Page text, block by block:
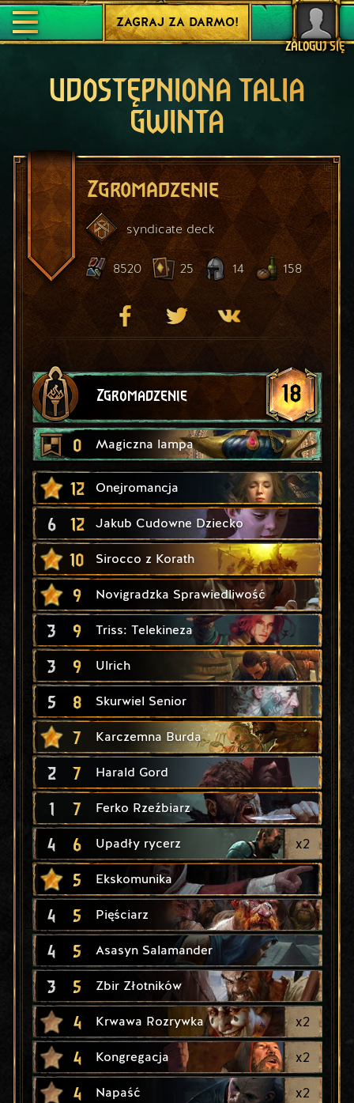
ZALOGUJ SIĘ
ZAGRAJ ZA DARMO!
UDOSTĘPNIONA TALIA
GWINTA
Zgromadzenie
syndicate deck
8520 25 14 158
Zgromadzenie 18
0 Magiczna lampa
12 Onejromancja
6 12 Jakub Cudowne Dziecko
10 Sirocco z Korath
9 Novigradzka Sprawiedliwość
3 9 Triss: Telekineza
3 9 Ulrich
5 8 Skurwiel Senior
7 Karczemna Burda
2 7 Harald Gord
1 7 Ferko Rzeźbiarz
4 6 Upadły rycerz x2
5 Ekskomunika
4 5 Pięściarz
4 5 Asasyn Salamander
3 5 Zbir Złotników
4 Krwawa Rozrywka x2
4 Kongregacja x2
4 Napaść x2